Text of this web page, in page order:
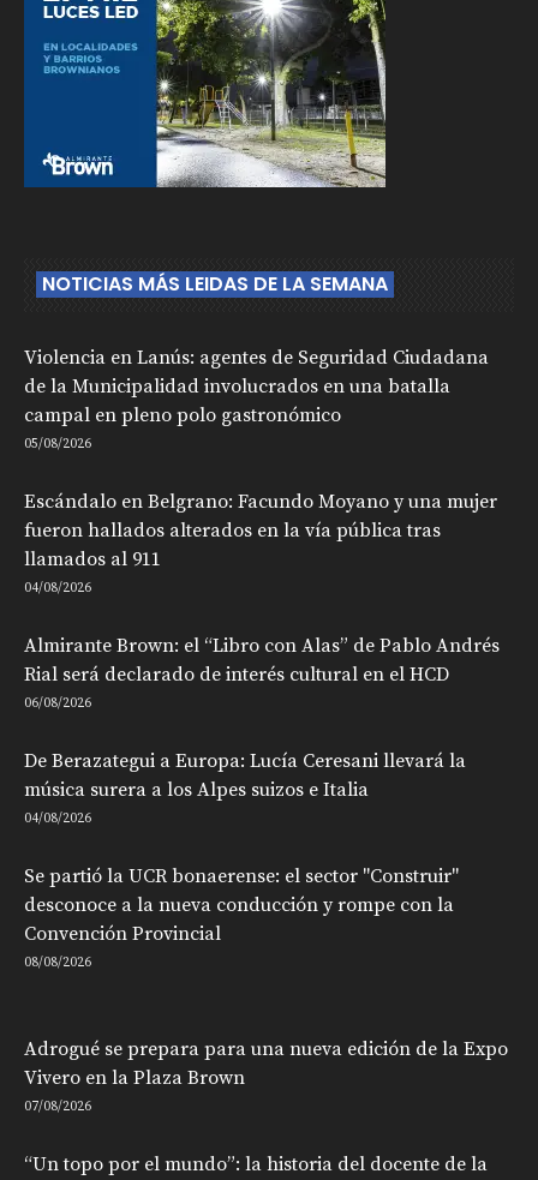
NOTICIAS MÁS LEIDAS DE LA SEMANA
Violencia en Lanús: agentes de Seguridad Ciudadana
de la Municipalidad involucrados en una batalla
campal en pleno polo gastronómico
05/08/2026
Escándalo en Belgrano: Facundo Moyano y una mujer
fueron hallados alterados en la vía pública tras
llamados al 911
04/08/2026
Almirante Brown: el “Libro con Alas” de Pablo Andrés
Rial será declarado de interés cultural en el HCD
06/08/2026
De Berazategui a Europa: Lucía Ceresani llevará la
música surera a los Alpes suizos e Italia
04/08/2026
Se partió la UCR bonaerense: el sector "Construir"
desconoce a la nueva conducción y rompe con la
Convención Provincial
08/08/2026
Adrogué se prepara para una nueva edición de la Expo
Vivero en la Plaza Brown
07/08/2026
“Un topo por el mundo”: la historia del docente de la